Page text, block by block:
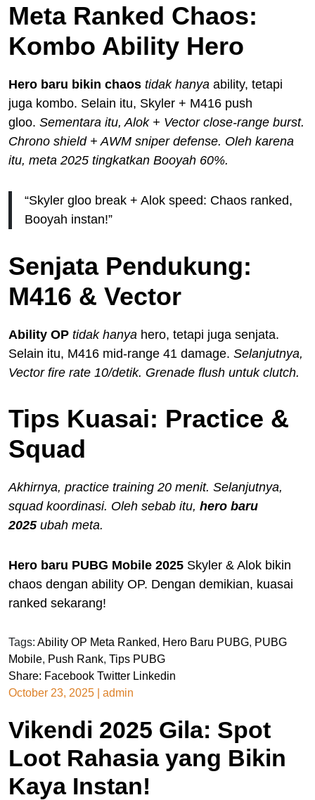
Meta Ranked Chaos:
Kombo Ability Hero
Hero baru bikin chaos tidak hanya ability, tetapi
juga kombo. Selain itu, Skyler + M416 push
gloo. Sementara itu, Alok + Vector close-range burst.
Chrono shield + AWM sniper defense. Oleh karena
itu, meta 2025 tingkatkan Booyah 60%.
“Skyler gloo break + Alok speed: Chaos ranked,
Booyah instan!”
Senjata Pendukung:
M416 & Vector
Ability OP tidak hanya hero, tetapi juga senjata.
Selain itu, M416 mid-range 41 damage. Selanjutnya,
Vector fire rate 10/detik. Grenade flush untuk clutch.
Tips Kuasai: Practice &
Squad
Akhirnya, practice training 20 menit. Selanjutnya,
squad koordinasi. Oleh sebab itu, hero baru
2025ubah meta.
Hero baru PUBG Mobile 2025 Skyler & Alok bikin
chaos dengan ability OP. Dengan demikian, kuasai
ranked sekarang!
Tags: Ability OP Meta Ranked, Hero Baru PUBG, PUBG
Mobile, Push Rank, Tips PUBG
Share: Facebook Twitter Linkedin
October 23, 2025
admin
Vikendi 2025 Gila: Spot
Loot Rahasia yang Bikin
Kaya Instan!